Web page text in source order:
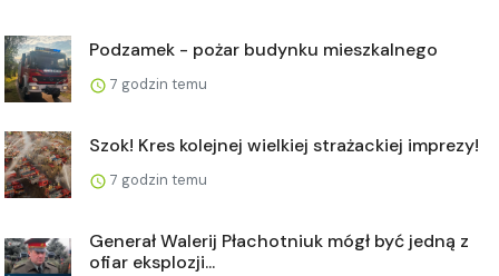
Podzamek - pożar budynku mieszkalnego
7 godzin temu
Szok! Kres kolejnej wielkiej strażackiej imprezy!
7 godzin temu
Generał Walerij Płachotniuk mógł być jedną z
ofiar eksplozji...